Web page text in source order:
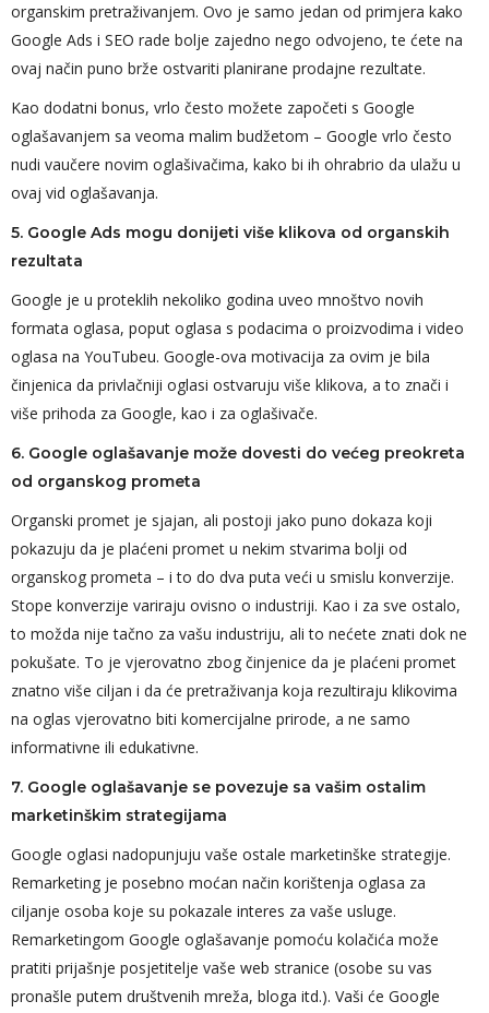
organskim pretraživanjem. Ovo je samo jedan od primjera kako
Google Ads i SEO rade bolje zajedno nego odvojeno, te ćete na
ovaj način puno brže ostvariti planirane prodajne rezultate.
Kao dodatni bonus, vrlo često možete započeti s Google
oglašavanjem sa veoma malim budžetom – Google vrlo često
nudi vaučere novim oglašivačima, kako bi ih ohrabrio da ulažu u
ovaj vid oglašavanja.
5. Google Ads mogu donijeti više klikova od organskih
rezultata
Google je u proteklih nekoliko godina uveo mnoštvo novih
formata oglasa, poput oglasa s podacima o proizvodima i video
oglasa na YouTubeu. Google-ova motivacija za ovim je bila
činjenica da privlačniji oglasi ostvaruju više klikova, a to znači i
više prihoda za Google, kao i za oglašivače.
6. Google oglašavanje može dovesti do većeg preokreta
od organskog prometa
Organski promet je sjajan, ali postoji jako puno dokaza koji
pokazuju da je plaćeni promet u nekim stvarima bolji od
organskog prometa – i to do dva puta veći u smislu konverzije.
Stope konverzije variraju ovisno o industriji. Kao i za sve ostalo,
to možda nije tačno za vašu industriju, ali to nećete znati dok ne
pokušate. To je vjerovatno zbog činjenice da je plaćeni promet
znatno više ciljan i da će pretraživanja koja rezultiraju klikovima
na oglas vjerovatno biti komercijalne prirode, a ne samo
informativne ili edukativne.
7. Google oglašavanje se povezuje sa vašim ostalim
marketinškim strategijama
Google oglasi nadopunjuju vaše ostale marketinške strategije.
Remarketing je posebno moćan način korištenja oglasa za
ciljanje osoba koje su pokazale interes za vaše usluge.
Remarketingom Google oglašavanje pomoću kolačića može
pratiti prijašnje posjetitelje vaše web stranice (osobe su vas
pronašle putem društvenih mreža, bloga itd.). Vaši će Google